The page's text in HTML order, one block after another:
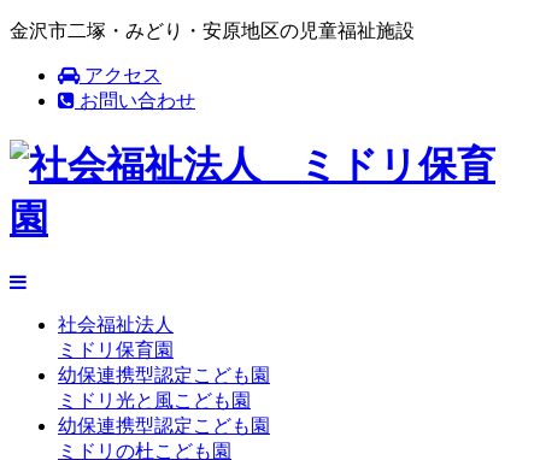
金沢市二塚・みどり・安原地区の児童福祉施設
アクセス
お問い合わせ
社会福祉法人
ミドリ保育園
幼保連携型認定こども園
ミドリ光と風こども園
幼保連携型認定こども園
ミドリの杜こども園